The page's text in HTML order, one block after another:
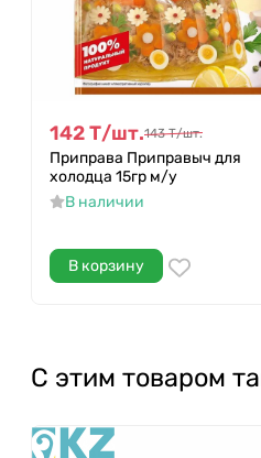
142Т/шт.143 Т/шт.
Приправа Приправыч для
холодца 15гр м/у
В наличии
В корзину
С этим товаром